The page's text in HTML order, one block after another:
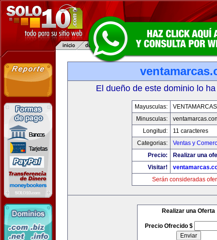
El dueño de este dominio lo
Mayusculas:
Minusculas:
Longitud:
11 caracteres
Categorias:
Ventas y
Precio:
Realizar una
Visitar!
Serán consideradas
Realizar una Oferta
Precio Ofrecido $